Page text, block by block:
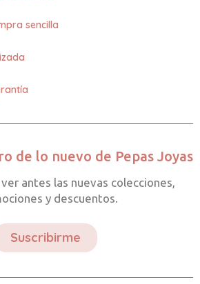
sencilla
de lo nuevo de Pepas Joyas
antes las nuevas colecciones,
y descuentos.
Suscribirme